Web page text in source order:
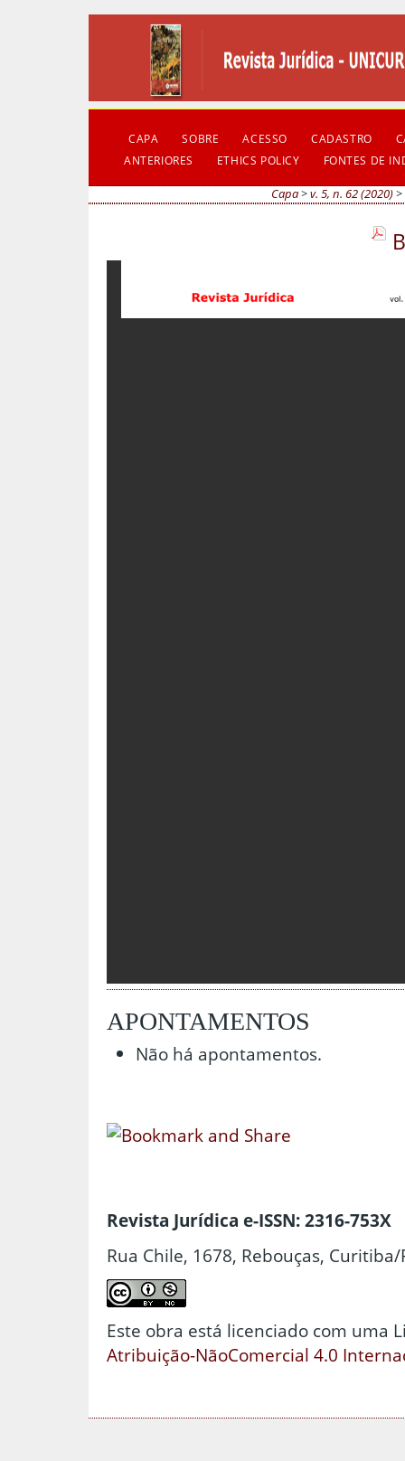
CAPA SOBRE ACESSO CADASTRO
ANTERIORES
ETHICS POLICY FONTES DE
Capa>v. 5, n. 62 (2020)>
APONTAMENTOS
Não há apontamentos.
Revista Jurídica e-ISSN: 2316-753X
Rua Chile, 1678, Rebouças, Curitiba/
Este obra está licenciado com uma
Atribuição-NãoComercial 4.0